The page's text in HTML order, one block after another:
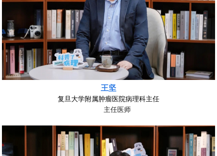
王坚
复旦大学附属肿瘤医院病理科主任
主任医师